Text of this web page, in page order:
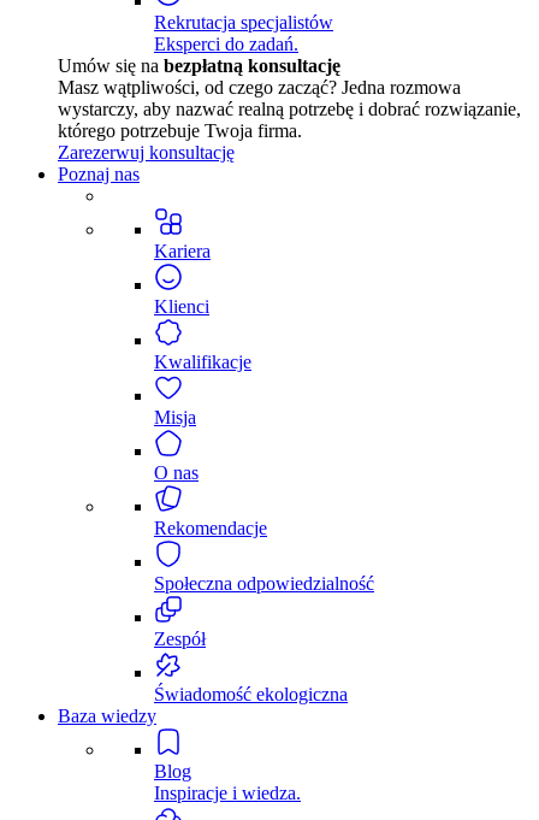
Rekrutacja specjalistów
Eksperci do zadań.
Umów się na bezpłatną konsultację
Masz wątpliwości, od czego zacząć? Jedna rozmowa
wystarczy, aby nazwać realną potrzebę i dobrać rozwiązanie,
którego potrzebuje Twoja firma.
Zarezerwuj konsultację
Poznaj nas
Kariera
Klienci
Kwalifikacje
Misja
O nas
Rekomendacje
Społeczna odpowiedzialność
Zespół
Świadomość ekologiczna
Baza wiedzy
Blog
Inspiracje i wiedza.